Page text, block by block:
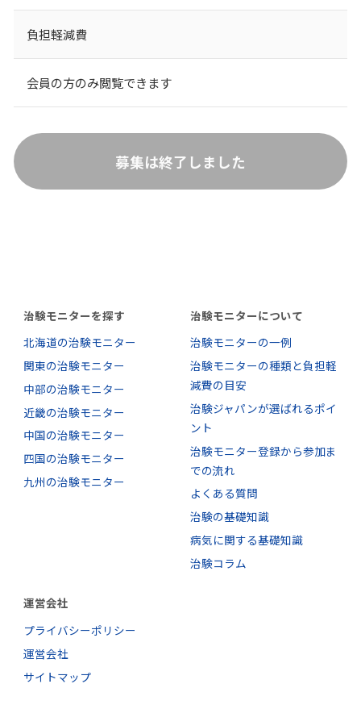
負担軽減費
会員の方のみ閲覧できます
募集は終了しました
治験モニターを探す
北海道の治験モニター
関東の治験モニター
中部の治験モニター
近畿の治験モニター
中国の治験モニター
四国の治験モニター
九州の治験モニター
治験モニターについて
治験モニターの一例
治験モニターの種類と負担軽
減費の目安
治験ジャパンが選ばれるポイ
ント
治験モニター登録から参加ま
での流れ
よくある質問
治験の基礎知識
病気に関する基礎知識
治験コラム
運営会社
プライバシーポリシー
運営会社
サイトマップ